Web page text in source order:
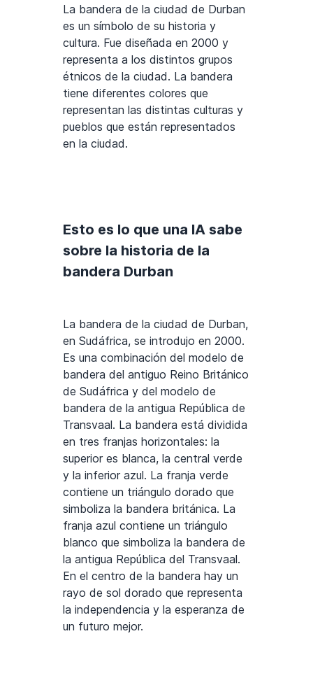
La bandera de la ciudad de Durban
es un símbolo de su historia y
cultura. Fue diseñada en 2000 y
representa a los distintos grupos
étnicos de la ciudad. La bandera
tiene diferentes colores que
representan las distintas culturas y
pueblos que están representados
en la ciudad.
Esto es lo que una IA sabe
sobre la historia de la
bandera Durban
La bandera de la ciudad de Durban,
en Sudáfrica, se introdujo en 2000.
Es una combinación del modelo de
bandera del antiguo Reino Británico
de Sudáfrica y del modelo de
bandera de la antigua República de
Transvaal. La bandera está dividida
en tres franjas horizontales: la
superior es blanca, la central verde
y la inferior azul. La franja verde
contiene un triángulo dorado que
simboliza la bandera británica. La
franja azul contiene un triángulo
blanco que simboliza la bandera de
la antigua República del Transvaal.
En el centro de la bandera hay un
rayo de sol dorado que representa
la independencia y la esperanza de
un futuro mejor.